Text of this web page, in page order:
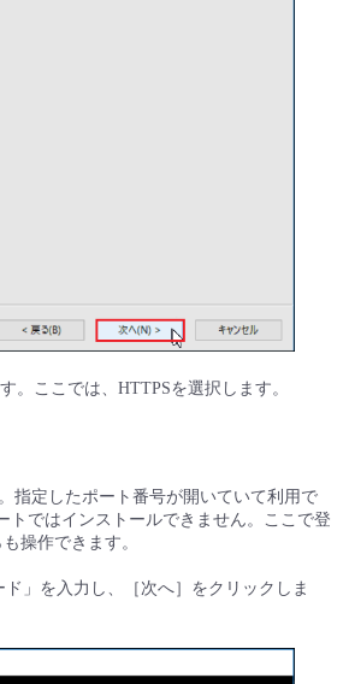
。ここでは、HTTPSを選択します。
指定したポート番号が開いていて利用で
トではインストールできません。ここで登
操作できます。
」を入力し、［次へ］をクリックしま